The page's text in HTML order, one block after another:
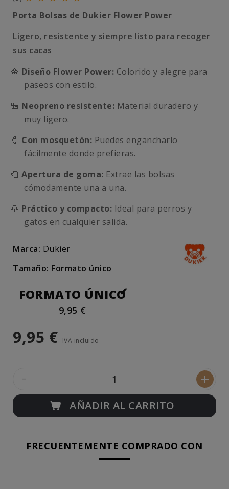
Porta Bolsas de Dukier Flower Power
Ligero, resistente y siempre listo para recoger
sus cacas
🌼 Diseño Flower Power: Colorido y alegre para
paseos con estilo.
🎒 Neopreno resistente: Material duradero y
muy ligero.
🧷 Con mosquetón: Puedes engancharlo
fácilmente donde prefieras.
🧻 Apertura de goma: Extrae las bolsas
cómodamente una a una.
🐶 Práctico y compacto: Ideal para perros y
gatos en cualquier salida.
Marca: Dukier
Tamaño: Formato único
FORMATO ÚNICO
9,95 €
9,95 € IVA incluido
- +
AÑADIR AL CARRITO
FRECUENTEMENTE COMPRADO CON